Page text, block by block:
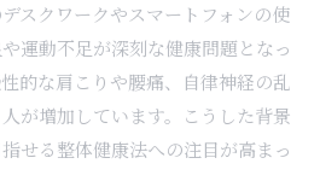
肩こりや腰痛を根本改善へ
い整体の健康的なアプローチ
長期的に続けるコツと工夫
スクワークやスマートフォンの使
運動不足が深刻な健康問題となっ
的な肩こりや腰痛、自律神経の乱
が増加しています。こうした背景
せる整体健康法への注目が高まっ